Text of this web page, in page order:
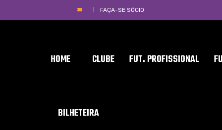
FAÇA-SE SÓCIO
HOME CLUBE FUT. PROFISSIONAL
BILHETEIRA